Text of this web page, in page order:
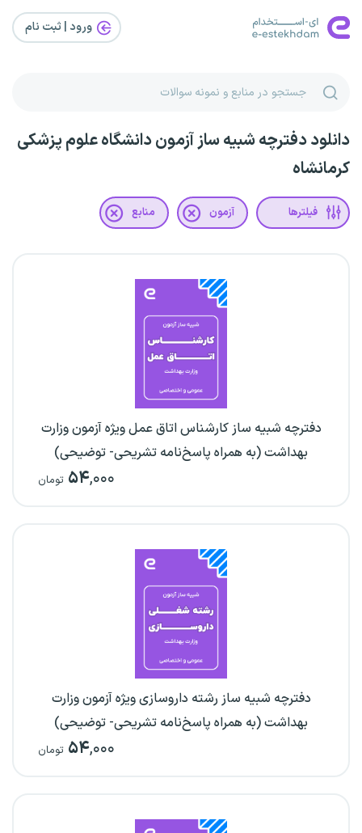
ورود | ثبت‌ نام
دانلود دفترچه شبیه ساز آزمون دانشگاه علوم پزشکی
کرمانشاه
فیلترها آزمون منابع
دفترچه شبیه ساز کارشناس اتاق عمل ویژه آزمون وزارت
بهداشت (به همراه پاسخ‌نامه تشریحی- توضیحی)
۵۴,۰۰۰ تومان
دفترچه شبیه ساز رشته داروسازی ویژه آزمون وزارت
بهداشت (به همراه پاسخ‌نامه تشریحی- توضیحی)
۵۴,۰۰۰ تومان